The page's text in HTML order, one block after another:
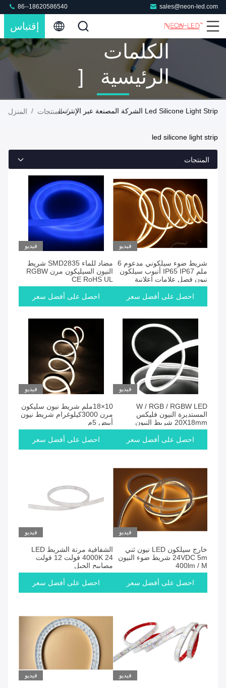
sales@neon-led.com
86--18620586540
إقتباس
الكلمات
الرئيسية [
Led Silicone
تطابق 23
المنتجات
المنزل / المنتجات / Led Silicone Light Strip الشركة المصنعة عبر الإنترنت
led silicone light strip
المنتجات
فيديو
شريط ضوء سيلكوني مدعوم 6
ملم IP65 IP67 أنبوب سيلكون
نيون فصل علامات إعلانية
احصل على أفضل سعر
فيديو
مضاد للماء SMD2835 شريط
النيون السيليكون مرن RGBW
CE RoHS UL
احصل على أفضل سعر
فيديو
W / RGB / RGBW LED
المستديرة النيون فليكس
20X18mm شريط النيون
السيليكون SMD2835
احصل على أفضل سعر
فيديو
10×18ملم شريط نيون سليكون
مرن 3000كيلوغرام شريط نيون
أبيض 5م
احصل على أفضل سعر
فيديو
خارج سيلكون LED نيون ثني
24VDC 5m شريط ضوء النيون
400lm / M
احصل على أفضل سعر
فيديو
الشفافية مرنة الشريط LED
4000K 24 فولت 12 فولت
مصابيح الحبل
احصل على أفضل سعر
فيديو فيديو